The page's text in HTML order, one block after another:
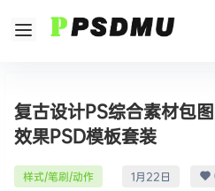
复古设计PS综合素材包
效果PSD模板套装
样式/笔刷/动作 1月22日